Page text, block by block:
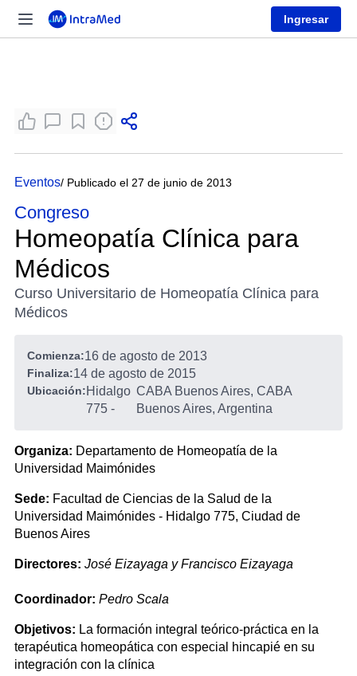
Ingresar
Eventos/ Publicado el 27 de junio de 2013
Congreso
Homeopatía Clínica para
Médicos
Curso Universitario de Homeopatía Clínica para
Médicos
Comienza:16 de agosto de 2013
Finaliza:14 de agosto de 2015
Ubicación:Hidalgo
775 -
CABA Buenos Aires, CABA
Buenos Aires, Argentina
Organiza: Departamento de Homeopatía de la
Universidad Maimónides
Sede: Facultad de Ciencias de la Salud de la
Universidad Maimónides - Hidalgo 775, Ciudad de
Buenos Aires
Directores: José Eizayaga y Francisco Eizayaga
Coordinador: Pedro Scala
Objetivos: La formación integral teórico-práctica en la
terapéutica homeopática con especial hincapié en su
integración con la clínica